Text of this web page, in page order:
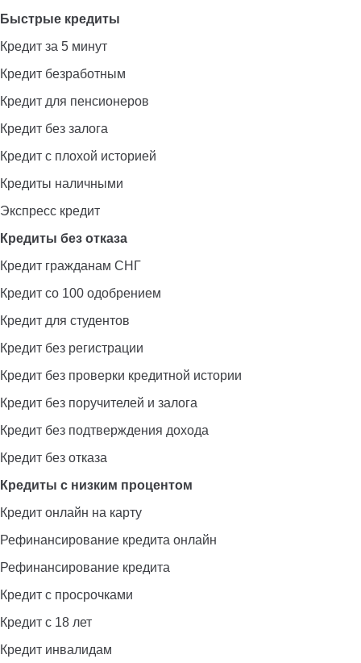
Быстрые кредиты
Кредит за 5 минут
Кредит безработным
Кредит для пенсионеров
Кредит без залога
Кредит с плохой историей
Кредиты наличными
Экспресс кредит
Кредиты без отказа
Кредит гражданам СНГ
Кредит со 100 одобрением
Кредит для студентов
Кредит без регистрации
Кредит без проверки кредитной истории
Кредит без поручителей и залога
Кредит без подтверждения дохода
Кредит без отказа
Кредиты с низким процентом
Кредит онлайн на карту
Рефинансирование кредита онлайн
Рефинансирование кредита
Кредит с просрочками
Кредит с 18 лет
Кредит инвалидам